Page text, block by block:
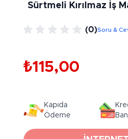
Et Bebekler
Fonksiyonlu Bebekler
Oyuncak Bebek Aksesuarları
Aksesuar
6-9 Yaş
Sürtmeli Kırılmaz İş
(0)Soru &
₺115,00
Kapıda
Ödeme